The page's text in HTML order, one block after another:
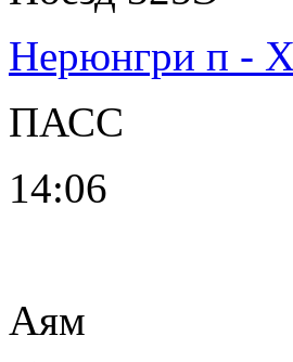
Нерюнгри п -
ПАСС
14:06
Аям